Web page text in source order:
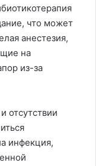
что может
анестезия,
на
из-за
отсутствии
инфекция,